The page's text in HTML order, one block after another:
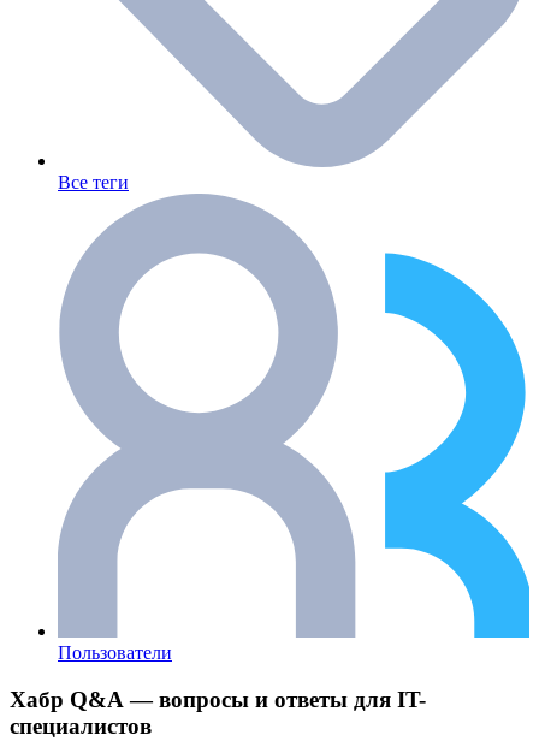
Все теги
Пользователи
Хабр Q&A — вопросы и ответы для IT-
специалистов